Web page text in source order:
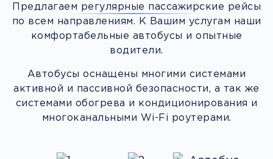
Предлагаем регулярные пассажирские рейсы
по всем направлениям. К Вашим услугам наши
комфортабельные автобусы и опытные
водители.
Автобусы оснащены многими системами
активной и пассивной безопасности, а так же
системами обогрева и кондиционирования и
многоканальными Wi-Fi роутерами.